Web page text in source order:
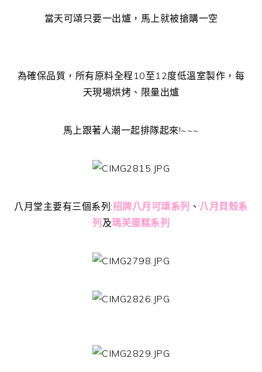
當天可頌只要一出爐，馬上就被搶購一空
為確保品質，所有原料全程10至12度低溫室製作，每
天現場烘烤、限量出爐
馬上跟著人潮一起排隊起來!~~~
八月堂主要有三個系列:招牌八月可頌系列 、 八月貝殼系
列 及瑪芙蛋糕系列